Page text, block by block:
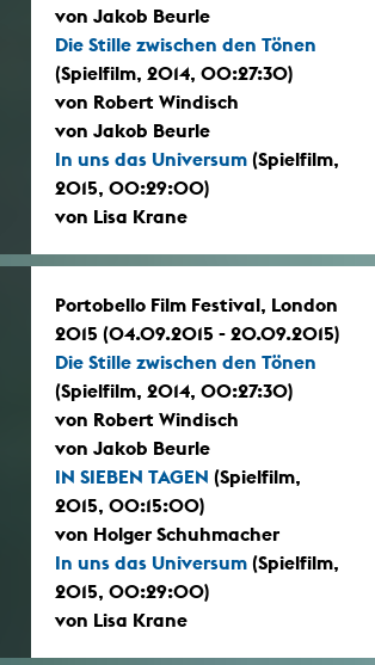
von Jakob Beurle
Die Stille zwischen den Tönen
(Spielfilm, 2014, 00:27:30)
von Robert Windisch
von Jakob Beurle
In uns das Universum (Spielfilm,
2015, 00:29:00)
von Lisa Krane
Portobello Film Festival, London
2015 (04.09.2015 - 20.09.2015)
Die Stille zwischen den Tönen
(Spielfilm, 2014, 00:27:30)
von Robert Windisch
von Jakob Beurle
IN SIEBEN TAGEN (Spielfilm,
2015, 00:15:00)
von Holger Schuhmacher
In uns das Universum (Spielfilm,
2015, 00:29:00)
von Lisa Krane